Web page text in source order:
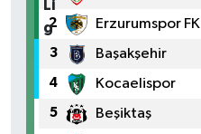
2 Erzurumspor FK
3 Başakşehir
4 Kocaelispor
5 Beşiktaş